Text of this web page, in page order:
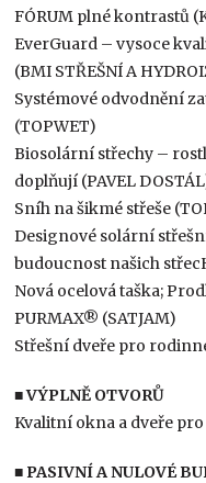
FÓRUM plné kontrastů
EverGuard – vysoce
(BMI STŘEŠNÍ A
Systémové odvodnění
(TOPWET)
Biosolární střechy –
doplňují (PAVEL
Sníh na šikmé střeše
Designové solární
budoucnost našich
Nová ocelová taška;
PURMAX® (SATJAM)
Střešní dveře pro
■VÝPLNĚ OTVORŮ
Kvalitní okna a dveře
■ PASIVNÍ A NULOVÉ